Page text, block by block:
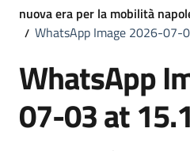
nuova era per la mobilità
WhatsApp Image 2026-07-
WhatsApp
07-03 at